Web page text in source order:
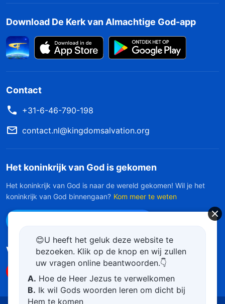
Download De Kerk van Almachtige God-app
Contact
+31-6-46-790-198
contact.nl@kingdomsalvation.org
Het koninkrijk van God is gekomen
Het koninkrijk van God is naar de wereld gekomen! Wil je het
koninkrijk van God binnengaan? Kom meer te weten
Volg ons
😊U heeft het geluk deze website te
bezoeken. Klik op de knop en wij zullen
uw vragen online beantwoorden.👇
A. Hoe de Heer Jezus te verwelkomen
B. Ik wil Gods woorden leren om dicht bij
Hem te komen